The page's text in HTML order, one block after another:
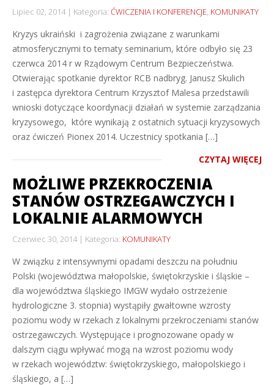
Lipiec 02, 2014 Kategoria: ĆWICZENIA I KONFERENCJE, KOMUNIKATY
Kryzys ukraiński i zagrożenia związane z warunkami
atmosferycznymi to tematy seminarium, które odbyło się 23
czerwca 2014 r w Rządowym Centrum Bezpieczeństwa.
Otwierając spotkanie dyrektor RCB nadbryg. Janusz Skulich
i zastępca dyrektora Centrum Krzysztof Malesa przedstawili
wnioski dotyczące koordynacji działań w systemie zarządzania
kryzysowego, które wynikają z ostatnich sytuacji kryzysowych
oraz ćwiczeń Pionex 2014. Uczestnicy spotkania […]
CZYTAJ WIĘCEJ
MOŻLIWE PRZEKROCZENIA
STANÓW OSTRZEGAWCZYCH I
LOKALNIE ALARMOWYCH
Czerwiec 30, 2014 Kategoria: KOMUNIKATY
W związku z intensywnymi opadami deszczu na południu
Polski (województwa małopolskie, świętokrzyskie i śląskie –
dla województwa śląskiego IMGW wydało ostrzeżenie
hydrologiczne 3. stopnia) wystąpiły gwałtowne wzrosty
poziomu wody w rzekach z lokalnymi przekroczeniami stanów
ostrzegawczych. Występujące i prognozowane opady w
dalszym ciągu wpływać mogą na wzrost poziomu wody
w rzekach województw: świętokrzyskiego, małopolskiego i
śląskiego, a […]